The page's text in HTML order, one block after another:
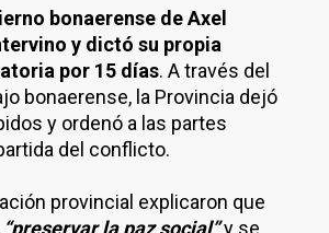
bonaerense de Axel
y dictó su propia
por 15 días. A través del
bonaerense, la Provincia dejó
y ordenó a las partes
del conflicto.
provincial explicaron que
“preservar la paz social”y se